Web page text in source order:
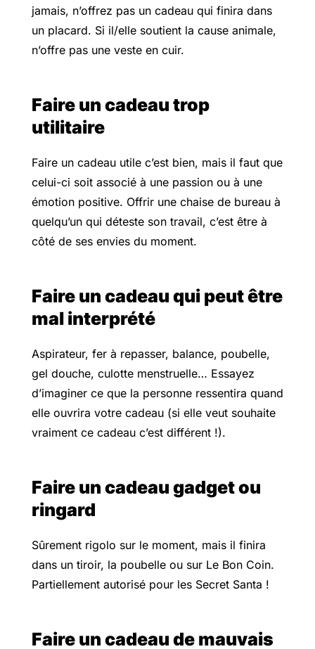
jamais, n’offrez pas un cadeau qui finira dans
un placard. Si il/elle soutient la cause animale,
n’offre pas une veste en cuir.
Faire un cadeau trop
utilitaire
Faire un cadeau utile c’est bien, mais il faut que
celui-ci soit associé à une passion ou à une
émotion positive. Offrir une chaise de bureau à
quelqu’un qui déteste son travail, c’est être à
côté de ses envies du moment.
Faire un cadeau qui peut être
mal interprété
Aspirateur, fer à repasser, balance, poubelle,
gel douche, culotte menstruelle… Essayez
d’imaginer ce que la personne ressentira quand
elle ouvrira votre cadeau (si elle veut souhaite
vraiment ce cadeau c’est différent !).
Faire un cadeau gadget ou
ringard
Sûrement rigolo sur le moment, mais il finira
dans un tiroir, la poubelle ou sur Le Bon Coin.
Partiellement autorisé pour les Secret Santa !
Faire un cadeau de mauvais